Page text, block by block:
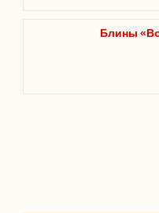
Блины